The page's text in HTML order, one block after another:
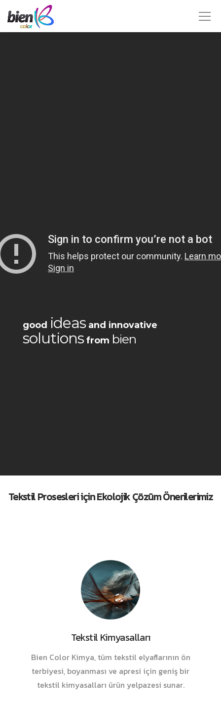
good ideasand innovative
solutionsfrom bien
Tekstil Prosesleri için Ekolojik Çözüm Önerilerimiz
Tekstil Kimyasalları
Bien Color Kimya, tüm tekstil elyaflarının ön
terbiyesi, boyanması ve apresi için geniş bir
tekstil kimyasalları ürün yelpazesi sunar.